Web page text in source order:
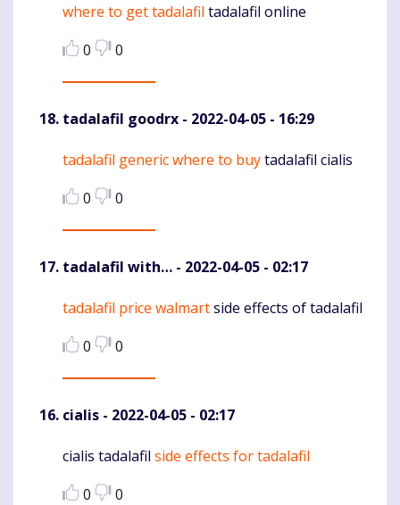
Komentaras
where to get tadalafil tadalafil online
0
0
tadalafil goodrx - 2022-04-05 - 16:29
Komentaras
tadalafil generic where to buytadalafil cialis
0
0
tadalafil with… - 2022-04-05 - 02:17
Komentaras
tadalafil price walmartside effects of tadalafil
0
0
cialis - 2022-04-05 - 02:17
Komentaras
cialis tadalafil side effects for tadalafil
0
0